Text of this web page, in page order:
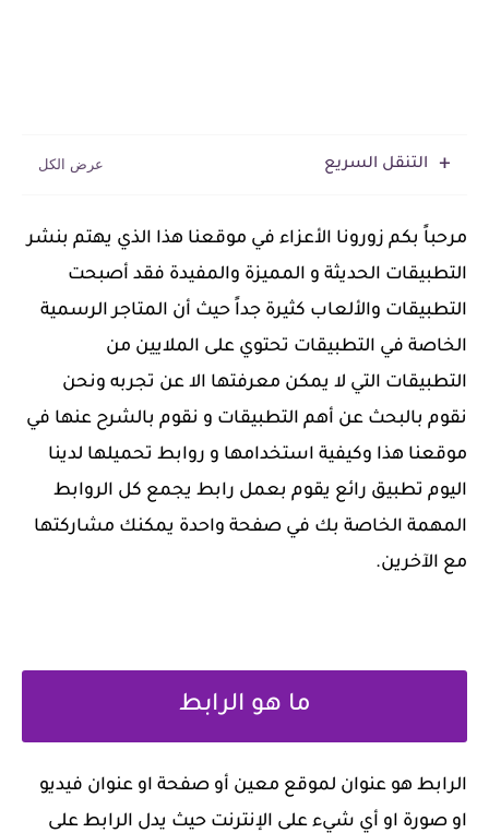
التنقل السريع
‏مرحباً بكم زورونا الأعزاء في موقعنا هذا الذي يهتم بنشر
التطبيقات الحديثة و المميزة والمفيدة فقد أصبحت
التطبيقات والألعاب كثيرة جداً حيث أن المتاجر الرسمية
الخاصة في التطبيقات تحتوي على الملايين من
التطبيقات التي لا يمكن معرفتها الا عن تجربه ونحن
نقوم بالبحث عن أهم التطبيقات و نقوم بالشرح عنها في
موقعنا هذا وكيفية استخدامها و روابط تحميلها لدينا
اليوم تطبيق رائع يقوم بعمل رابط يجمع كل الروابط
المهمة الخاصة بك في صفحة واحدة يمكنك مشاركتها
مع الآخرين.
ما هو الرابط
‏الرابط هو عنوان لموقع معين أو صفحة او عنوان فيديو
او صورة او أي شيء على الإنترنت حيث يدل الرابط على